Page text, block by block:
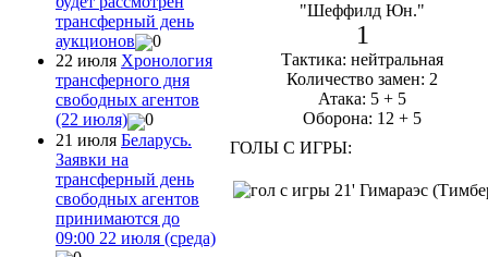
трансферный день
аукционов
0
22 июля Хронология
трансферного дня
свободных агентов
(22 июля)
0
21 июля Беларусь.
Заявки на
трансферный день
свободных агентов
принимаются до
09:00 22 июля (среда)
"Шеффилд Юн."
1
Тактика: нейтральная
Количество замен: 2
Атака: 5 + 5
Оборона: 12 + 5
ГОЛЫ С ИГРЫ:
21' Гимараэс